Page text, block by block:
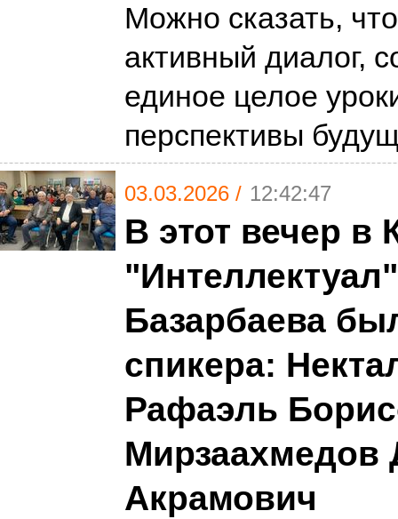
Можно сказать,
активный диалог,
единое целое
перспективы
03.03.2026 / 12:42:47
В этот вечер в
Базарбаева
спикера:
Рафаэль
Мирзаахмедов
Акрамович